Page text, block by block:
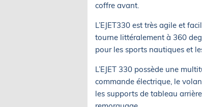
coffre avant.
L’EJET330 est très agile et
tourne littéralement à 360
pour les sports nautiques et
L’EJET 330 possède une
commande électrique, le
les supports de tableau